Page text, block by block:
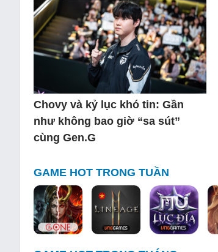
Chovy và kỷ lục khó tin: Gần
như không bao giờ “sa sút”
cùng Gen.G
GAME HOT TRONG TUẦN